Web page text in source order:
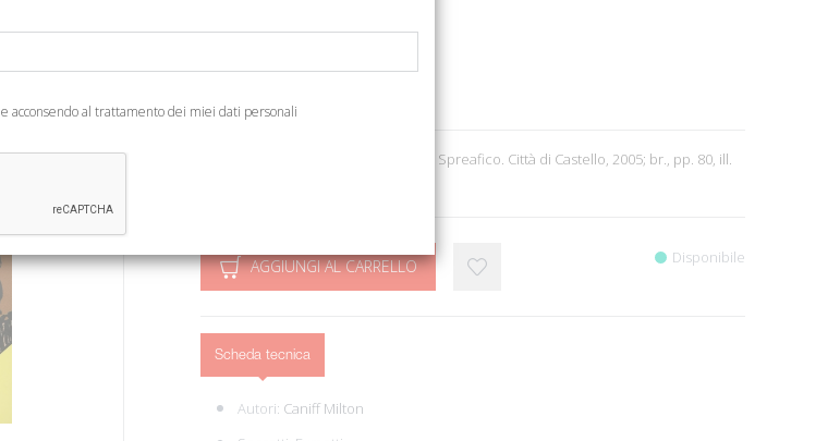
Categoria: Arte e architettura
A cura di A. Materia. Traduzione di F. Spreafico. Città di Castello, 2005; br., pp. 80, ill.
AGGIUNGI AL CARRELLO Disponibile
Scheda tecnica
Autori: Caniff Milton
e acconsendo al trattamento dei miei dati personali